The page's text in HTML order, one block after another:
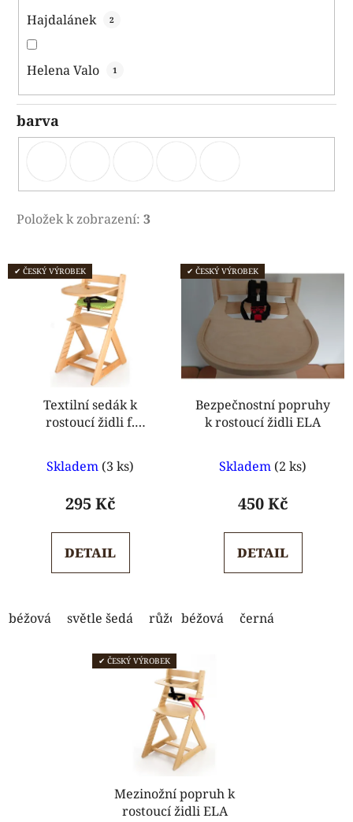
Hajdalánek 2
Helena Valo 1
barva
Položek k zobrazení: 3
V
ý
✔ ČESKÝ VÝROBEK
Textilní sedák k
rostoucí židli f.
hodnocení
produktu
5,0
z
Skladem (3 ks)
295 Kč
DETAIL
béžová světle šedá růžová - mráčky růžová - lišky
✔ ČESKÝ VÝROBEK
Bezpečnostní popruhy
k rostoucí židli ELA
Skladem (2 ks)
450 Kč
DETAIL
béžová černá
✔ ČESKÝ VÝROBEK
Mezinožní popruh k
rostoucí židli ELA